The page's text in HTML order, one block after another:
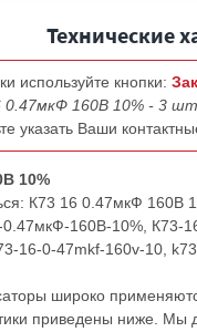
Технические
используйте кнопки:
0.47мкФ 160В 10% - 3 шт.
указать Ваши
10%
К73 16 0.47мкФ
160В-10%, К73-
16-0-47mkf-160v-10,
широко
приведены ниже. Мы